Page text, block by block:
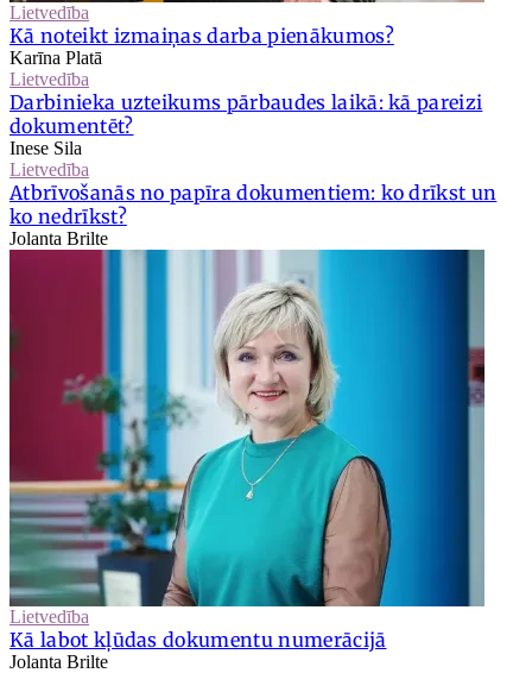
Lietvedība
Kā noteikt izmaiņas darba pienākumos?
Karīna Platā
Lietvedība
Darbinieka uzteikums pārbaudes laikā: kā pareizi
dokumentēt?
Inese Sila
Lietvedība
Atbrīvošanās no papīra dokumentiem: ko drīkst un
ko nedrīkst?
Jolanta Brilte
Lietvedība
Kā labot kļūdas dokumentu numerācijā
Jolanta Brilte